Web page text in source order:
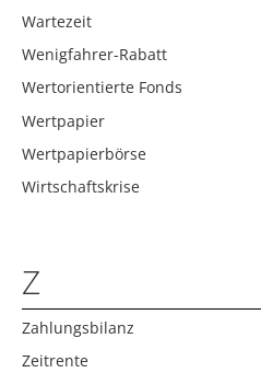
Wartezeit
Wenigfahrer-Rabatt
Wertorientierte Fonds
Wertpapier
Wertpapierbörse
Wirtschaftskrise
Z
Zahlungsbilanz
Zeitrente